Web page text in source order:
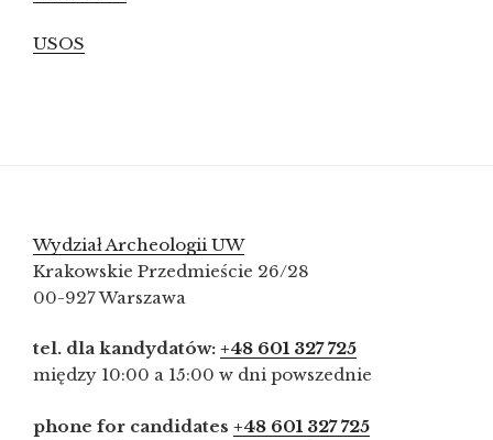
USOS
Wydział Archeologii UW
Krakowskie Przedmieście 26/28
00-927 Warszawa
tel. dla kandydatów: +48 601 327 725
między 10:00 a 15:00 w dni powszednie
phone for candidates +48 601 327 725